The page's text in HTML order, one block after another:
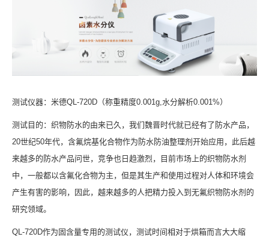
测试仪器：米德QL-720D（称重精度0.001g,水分解析0.001%）
测试目的：织物防水的由来已久，我们魏晋时代就已经有了防水产品，
20世纪50年代，含氟烷基化合物作为防水防油整理剂开始应用，此后越
来越多的防水产品问世，竞争也日趋激烈，目前市场上的织物防水剂
中，一般都以含氟化合物为主，但是其生产和使用过程对人体和环境会
产生有害的影响，因此，越来越多的人把精力投入到无氟织物防水剂的
研究领域。
QL-720D作为固含量专用的测试仪，测试时间相对于烘箱而言大大缩